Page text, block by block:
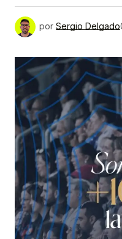
por Sergio Delgado